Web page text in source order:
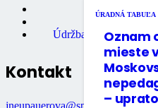
ÚRADNÁ TABUĽA
Oznam
mieste
–
Školstvo
Údržba nebytových
Kontakt
jneupauerova@spisskabela.sk